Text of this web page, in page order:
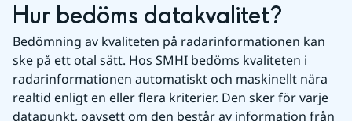
Hur bedöms datakvalitet?
Bedömning av kvaliteten på radarinformationen kan
ske på ett otal sätt. Hos SMHI bedöms kvaliteten i
radarinformationen automatiskt och maskinellt nära
realtid enligt en eller flera kriterier. Den sker för varje
datapunkt, oavsett om den består av information från